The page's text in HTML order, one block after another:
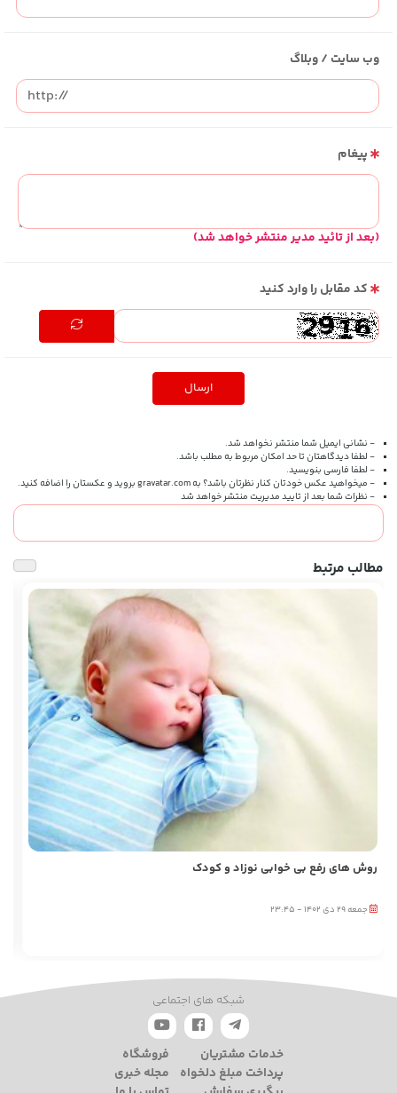
وب سایت / وبلاگ
پیغام
(بعد از تائید مدیر منتشر خواهد شد)
کد مقابل را وارد کنید
ارسال
- نشانی ایمیل شما منتشر نخواهد شد.
- لطفا دیدگاهتان تا حد امکان مربوط به مطلب باشد.
- لطفا فارسی بنویسید.
- میخواهید عکس خودتان کنار نظرتان باشد؟ بهgravatar.comبروید و عکستان را اضافه کنید.
- نظرات شما بعد از تایید مدیریت منتشر خواهد شد
مطالب مرتبط
روش های رفع بی خوابی نوزاد و کودک
جمعه 29 دی 1402 - 23:45
شبکه های اجتماعی
خدمات مشتریان
پرداخت مبلغ دلخواه
فروشگاه
مجله خبری